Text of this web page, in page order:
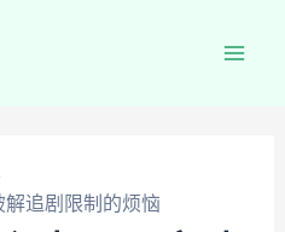
追剧限制的烦恼